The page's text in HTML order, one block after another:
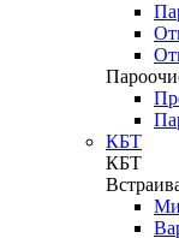
КБТ
КБТ